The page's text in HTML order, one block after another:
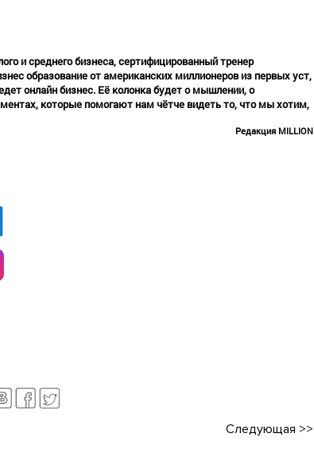
и среднего бизнеса, сертифицированный тренер
образование от американских миллионеров из первых уст,
онлайн бизнес. Её колонка будет о мышлении, о
которые помогают нам чётче видеть то, что мы хотим,
Редакция MILLION
Следующая >>